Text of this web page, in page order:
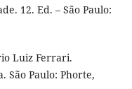
12. Ed. – São Paulo:
Luiz Ferrari.
São Paulo: Phorte,